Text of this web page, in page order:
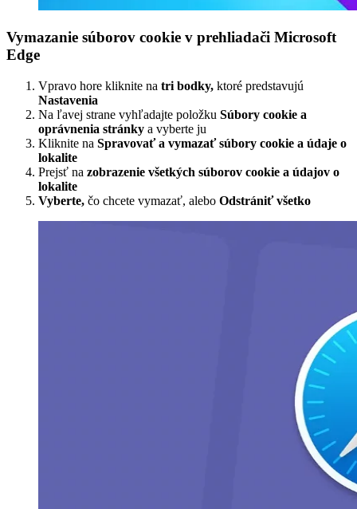
Vymazanie súborov cookie v prehliadači Microsoft
Edge
Vpravo hore kliknite na tri bodky, ktoré predstavujú
Nastavenia
Na ľavej strane vyhľadajte položku Súbory cookie a
oprávnenia stránky a vyberte ju
Kliknite na Spravovať a vymazať súbory cookie a údaje o
lokalite
Prejsť na zobrazenie všetkých súborov cookie a údajov o
lokalite
Vyberte, čo chcete vymazať, alebo Odstrániť všetko